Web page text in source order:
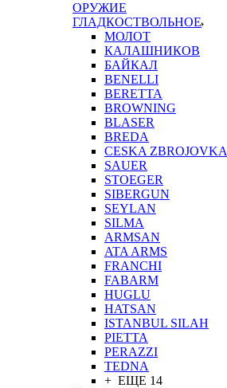
ОРУЖИЕ
ГЛАДКОСТВОЛЬНОЕ
МОЛОТ
КАЛАШНИКОВ
БАЙКАЛ
BENELLI
BERETTA
BROWNING
BLASER
BREDA
CESKA ZBROJOVKA
SAUER
STOEGER
SIBERGUN
SEYLAN
SILMA
ARMSAN
ATA ARMS
FRANCHI
FABARM
HUGLU
HATSAN
ISTANBUL SILAH
PIETTA
PERAZZI
TEDNA
+ ЕЩЕ 14